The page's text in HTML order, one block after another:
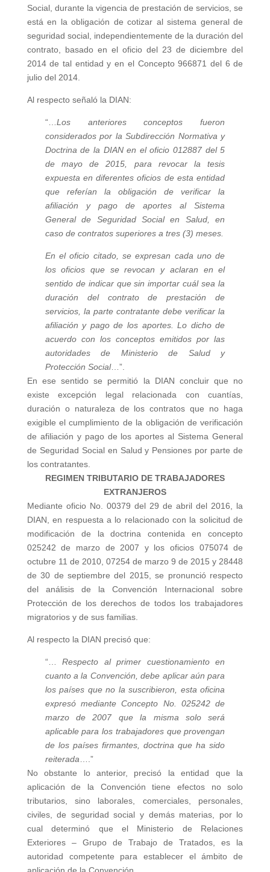
Social, durante la vigencia de prestación de servicios, se
está en la obligación de cotizar al sistema general de
seguridad social, independientemente de la duración del
contrato, basado en el oficio del 23 de diciembre del
2014 de tal entidad y en el Concepto 966871 del 6 de
julio del 2014.
Al respecto señaló la DIAN:
“… Los anteriores conceptos fueron
considerados por la Subdirección Normativa y
Doctrina de la DIAN en el oficio 012887 del 5
de mayo de 2015, para revocar la tesis
expuesta en diferentes oficios de esta entidad
que referían la obligación de verificar la
afiliación y pago de aportes al Sistema
General de Seguridad Social en Salud, en
caso de contratos superiores a tres (3) meses.
En el oficio citado, se expresan cada uno de
los oficios que se revocan y aclaran en el
sentido de indicar que sin importar cuál sea la
duración del contrato de prestación de
servicios, la parte contratante debe verificar la
afiliación y pago de los aportes. Lo dicho de
acuerdo con los conceptos emitidos por las
autoridades de Ministerio de Salud y
Protección Social…”.
En ese sentido se permitió la DIAN concluir que no
existe excepción legal relacionada con cuantías,
duración o naturaleza de los contratos que no haga
exigible el cumplimiento de la obligación de verificación
de afiliación y pago de los aportes al Sistema General
de Seguridad Social en Salud y Pensiones por parte de
los contratantes.
REGIMEN TRIBUTARIO DE TRABAJADORES
EXTRANJEROS
Mediante oficio No. 00379 del 29 de abril del 2016, la
DIAN, en respuesta a lo relacionado con la solicitud de
modificación de la doctrina contenida en concepto
025242 de marzo de 2007 y los oficios 075074 de
octubre 11 de 2010, 07254 de marzo 9 de 2015 y 28448
de 30 de septiembre del 2015, se pronunció respecto
del análisis de la Convención Internacional sobre
Protección de los derechos de todos los trabajadores
migratorios y de sus familias.
Al respecto la DIAN precisó que:
“…Respecto al primer cuestionamiento en
cuanto a la Convención, debe aplicar aún para
los países que no la suscribieron, esta oficina
expresó mediante Concepto No. 025242 de
marzo de 2007 que la misma solo será
aplicable para los trabajadores que provengan
de los países firmantes, doctrina que ha sido
reiterada ….”
No obstante lo anterior, precisó la entidad que la
aplicación de la Convención tiene efectos no solo
tributarios, sino laborales, comerciales, personales,
civiles, de seguridad social y demás materias, por lo
cual determinó que el Ministerio de Relaciones
Exteriores – Grupo de Trabajo de Tratados, es la
autoridad competente para establecer el ámbito de